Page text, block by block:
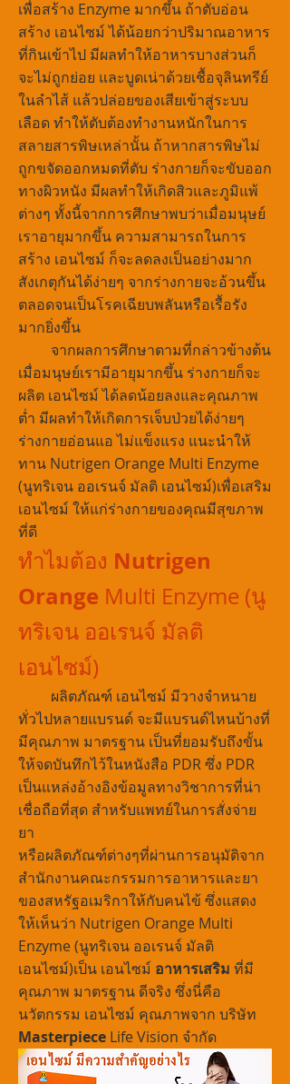
เพื่อสร้าง Enzyme มากขึ้น ถ้าตับอ่อน
สร้าง เอนไซม์ ได้น้อยกว่าปริมาณอาหาร
ที่กินเข้าไป มีผลทำให้อาหารบางส่วนก็
จะไม่ถูกย่อย และบูดเน่าด้วยเชื้อจุลินทรีย์
ในลำไส้ แล้วปล่อยของเสียเข้าสู่ระบบ
เลือด ทำให้ตับต้องทำงานหนักในการ
สลายสารพิษเหล่านั้น ถ้าหากสารพิษไม่
ถูกขจัดออกหมดที่ตับ ร่างกายก็จะขับออก
ทางผิวหนัง มีผลทำให้เกิดสิวและภูมิแพ้
ต่างๆ ทั้งนี้จากการศึกษาพบว่าเมื่อมนุษย์
เราอายุมากขึ้น ความสามารถในการ
สร้าง เอนไซม์ ก็จะลดลงเป็นอย่างมาก
สังเกตุกันได้ง่ายๆ จากร่างกายจะอ้วนขึ้น
ตลอดจนเป็นโรคเฉียบพลันหรือเรื้อรัง
มากยิ่งขึ้น
จากผลการศึกษาตามที่กล่าวข้างต้น
เมื่อมนุษย์เรามีอายุมากขึ้น ร่างกายก็จะ
ผลิต เอนไซม์ ได้ลดน้อยลงและคุณภาพ
ต่ำ มีผลทำให้เกิดการเจ็บป่วยได้ง่ายๆ
ร่างกายอ่อนแอ ไม่แข็งแรง แนะนำให้
ทาน Nutrigen Orange Multi Enzyme
(นูทริเจน ออเรนจ์ มัลติ เอนไซม์)เพื่อเสริม
เอนไซม์ ให้แก่ร่างกายของคุณมีสุขภาพ
ที่ดี
ทำไมต้อง Nutrigen
Orange Multi Enzyme (นู
ทริเจน ออเรนจ์ มัลติ
เอนไซม์)
ผลิตภัณฑ์ เอนไซม์ มีวางจำหนาย
ทั่วไปหลายแบรนด์ จะมีแบรนด์ไหนบ้างที่
มีคุณภาพ มาตรฐาน เป็นที่ยอมรับถึงขั้น
ให้จดบันทึกไว้ในหนังสือ PDR ซึ่ง PDR
เป็นแหล่งอ้างอิงข้อมูลทางวิชาการที่น่า
เชื่อถือที่สุด สำหรับแพทย์ในการสั่งจ่าย
ยา
หรือผลิตภัณฑ์ต่างๆที่ผ่านการอนุมัติจาก
สำนักงานคณะกรรมการอาหารและยา
ของสหรัฐอเมริกาให้กับคนไข้ ซึ่งแสดง
ให้เห็นว่า Nutrigen Orange Multi
Enzyme (นูทริเจน ออเรนจ์ มัลติ
เอนไซม์)เป็น เอนไซม์ อาหารเสริม ที่มี
คุณภาพ มาตรฐาน ดีจริง ซึ่งนี่คือ
นวัตกรรม เอนไซม์ คุณภาพจาก บริษัท
Masterpiece Life Vision จำกัด